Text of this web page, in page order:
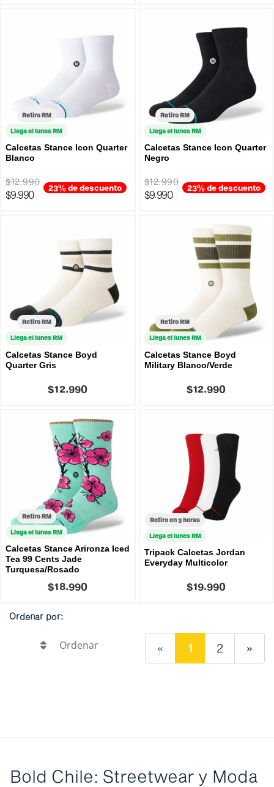
Retiro RM
Llega el lunes RM
Calcetas Stance Icon Quarter
Blanco
$12.990
$9.990
23% de descuento
Retiro RM
Llega el lunes RM
Calcetas Stance Icon Quarter
Negro
$12.990
$9.990
23% de descuento
Retiro RM
Llega el lunes RM
Calcetas Stance Boyd
Quarter Gris
$12.990
Retiro RM
Llega el lunes RM
Calcetas Stance Boyd
Military Blanco/Verde
$12.990
Retiro RM
Llega el lunes RM
Calcetas Stance Arironza Iced
Tea 99 Cents Jade
Turquesa/Rosado
$18.990
Retiro en 3 horas
Llega el lunes RM
Tripack Calcetas Jordan
Everyday Multicolor
$19.990
Ordenar por:
Ordenar « 1 2 »
Bold Chile: Streetwear y Moda